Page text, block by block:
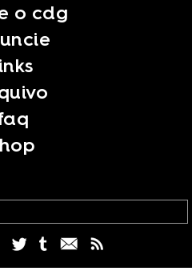
o cdg